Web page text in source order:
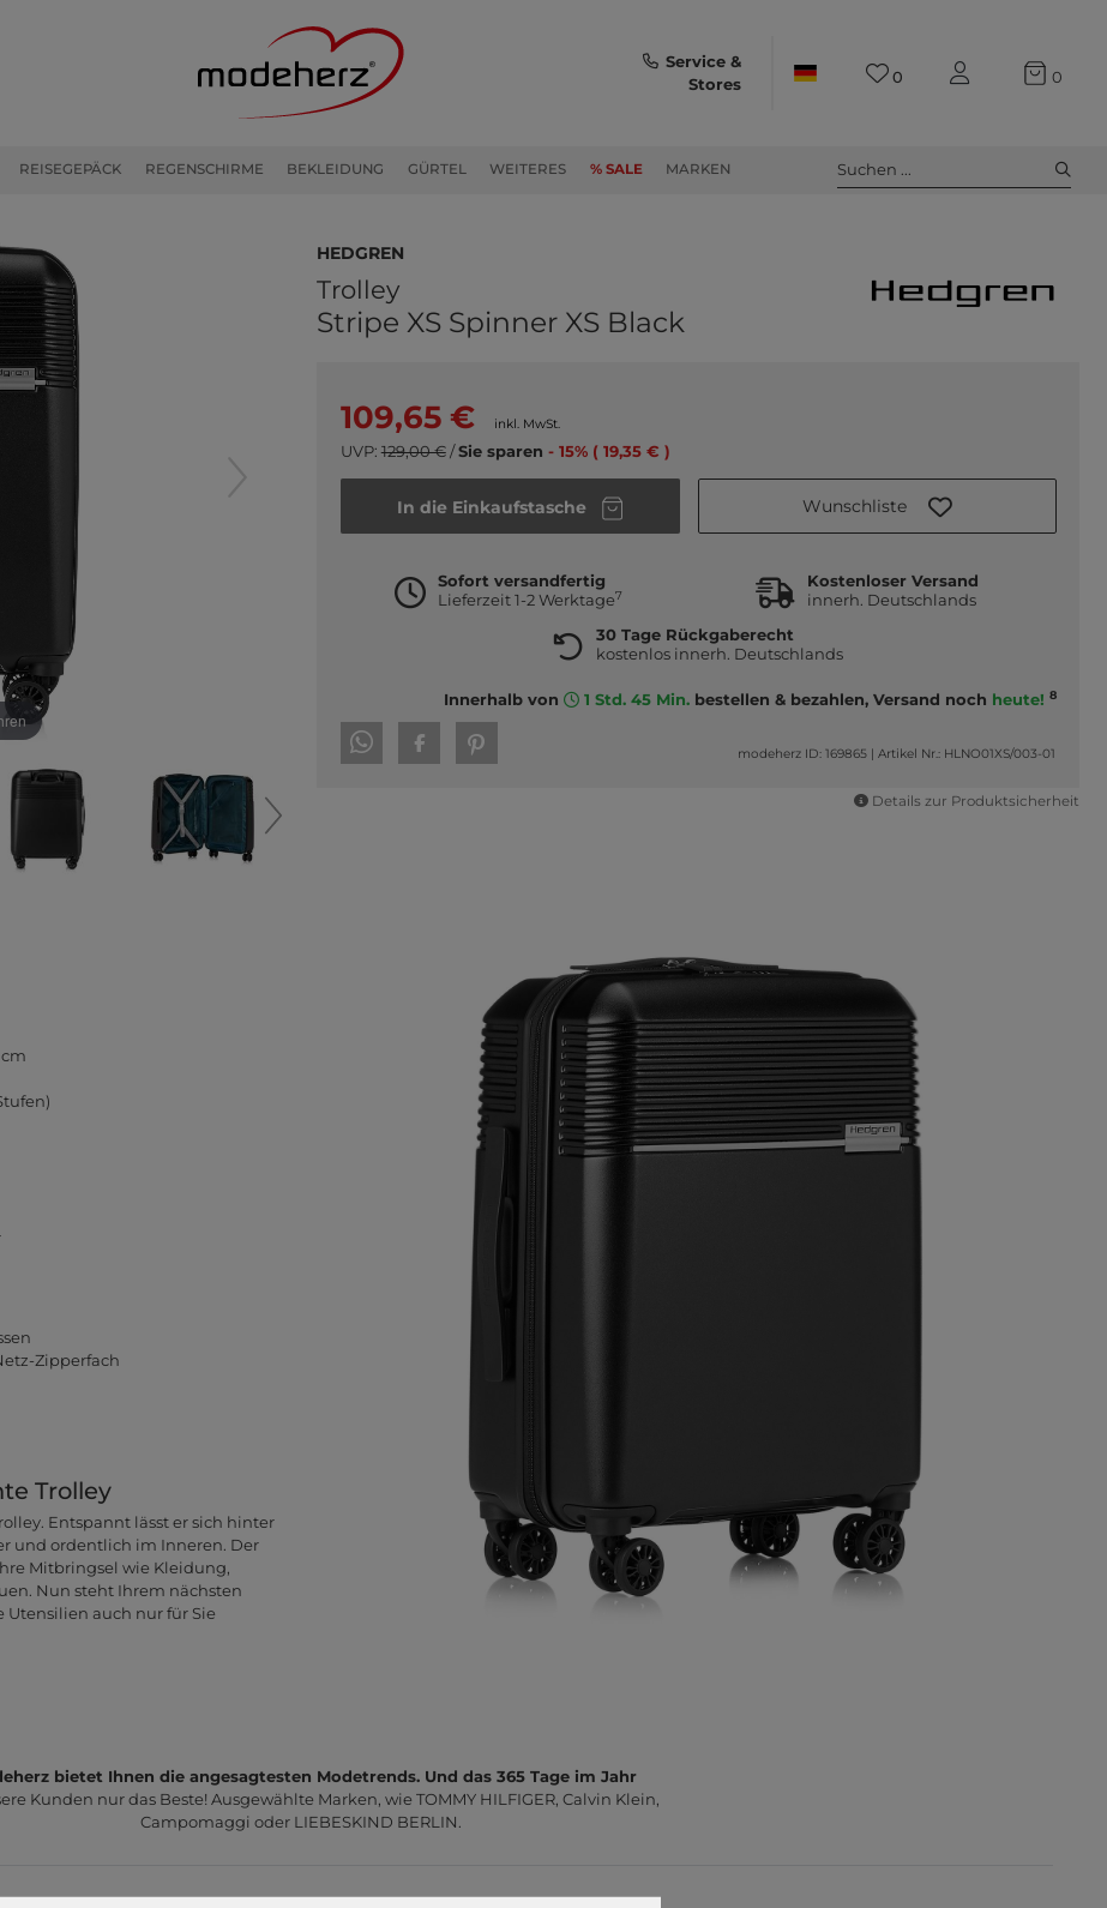
REISEGEPÄCK REGENSCHIRME BEKLEIDUNG GÜRTEL WEITERES % SALE MARKEN
Service &
Stores
0 0
Suchen ...
Hedgren
Trolley
Stripe XS Spinner XS Black
109,65 € inkl. MwSt.
UVP: 129,00 €/Sie sparen - 15% ( 19,35 € )
In die Einkaufstasche Wunschliste
Sofort versandfertig
Lieferzeit 1-2 Werktage7
Kostenloser Versand
innerh. Deutschlands
30 Tage Rückgaberecht
kostenlos innerh. Deutschlands
Innerhalb von 1 Std. 45 Min.bestellen & bezahlen, Versand noch heute! 8
modeherz ID: 169865 |Artikel Nr.: HLNO01XS/003-01
Details zur Produktsicherheit
Zipperfach
Trolley
Entspannt lässt er sich hinter
und ordentlich im Inneren. Der
Mitbringsel wie Kleidung,
Nun steht Ihrem nächsten
auch nur für Sie
bietet Ihnen die angesagtesten Modetrends. Und das 365 Tage im Jahr
Kunden nur das Beste! Ausgewählte Marken, wie TOMMY HILFIGER, Calvin Klein,
Campomaggi oder LIEBESKIND BERLIN.